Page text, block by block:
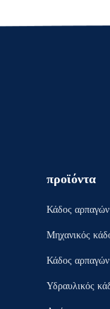
προϊόντα
Κάδος
Μηχανικός
Κάδος
Υδραυλικός